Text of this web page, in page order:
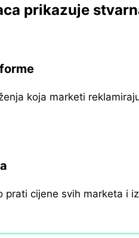
prikazuje
koja marketi
prati cijene svih marketa i